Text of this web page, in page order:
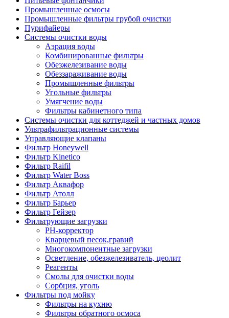
Промышленные осмосы
Промышленные фильтры грубой очистки
Пурифайеры
Системы очистки воды
Аэрация воды
Комбинированные фильтры
Обезжелезивание воды
Обеззараживание воды
Промышленные фильтры
Угольные фильтры
Умягчение воды
Фильтры кабинетного типа
Системы очистки для коттеджей и частных домов
Ультрафильтрационные системы
Управляющие клапаны
Фильтр Honeywell
Фильтр Kinetico
Фильтр Raifil
Фильтр Water Boss
Фильтр Аквафор
Фильтр Атолл
Фильтр Барьер
Фильтр Гейзер
Фильтрующие загрузки
PH-корректор
Кварцевый песок,гравий
Многокомпонентные загрузки
Осветление, обезжелезиватель, цеолит
Реагенты
Смолы для очистки воды
Сорбция, уголь
Фильтры под мойку
Фильтры на кухню
Фильтры обратного осмоса